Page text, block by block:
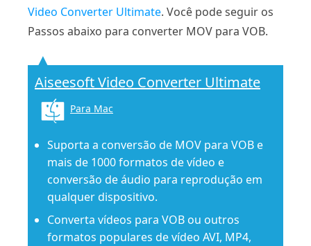
Video Converter Ultimate. Você pode seguir os
Passos abaixo para converter MOV para VOB.
Aiseesoft Video Converter Ultimate
Para Mac
Suporta a conversão de MOV para VOB e
mais de 1000 formatos de vídeo e
conversão de áudio para reprodução em
qualquer dispositivo.
Converta vídeos para VOB ou outros
formatos populares de vídeo AVI, MP4,